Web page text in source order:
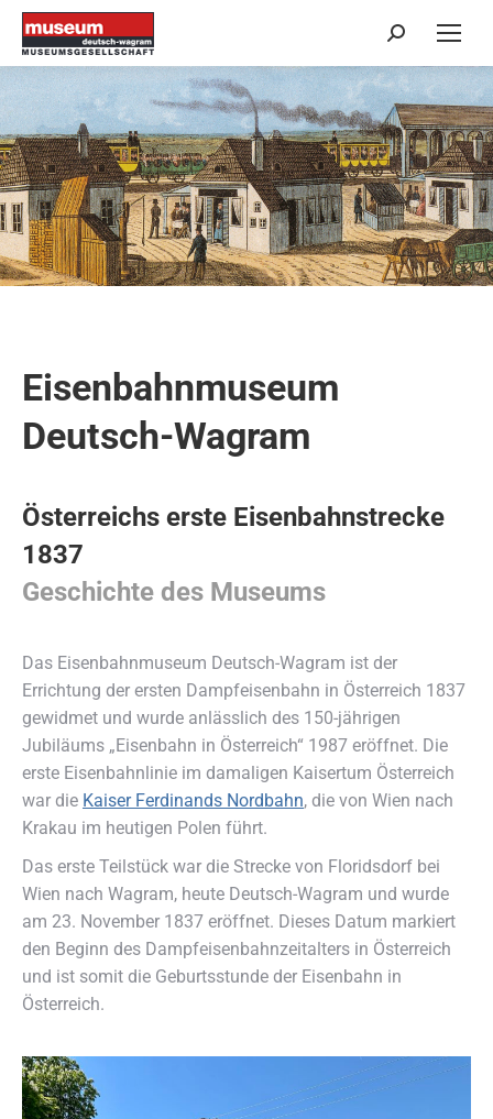
Search:
Eisenbahnmuseum
Deutsch-Wagram
Österreichs erste Eisenbahnstrecke
1837
Geschichte des Museums
Das Eisenbahnmuseum Deutsch-Wagram ist der
Errichtung der ersten Dampfeisenbahn in Österreich 1837
gewidmet und wurde anlässlich des 150-jährigen
Jubiläums „Eisenbahn in Österreich“ 1987 eröffnet. Die
erste Eisenbahnlinie im damaligen Kaisertum Österreich
war die Kaiser Ferdinands Nordbahn, die von Wien nach
Krakau im heutigen Polen führt.
Das erste Teilstück war die Strecke von Floridsdorf bei
Wien nach Wagram, heute Deutsch-Wagram und wurde
am 23. November 1837 eröffnet. Dieses Datum markiert
den Beginn des Dampfeisenbahnzeitalters in Österreich
und ist somit die Geburtsstunde der Eisenbahn in
Österreich.